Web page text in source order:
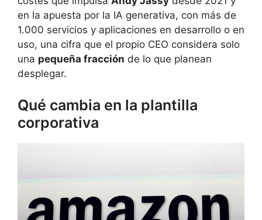
en la apuesta por la IA generativa, con más de
1.000 servicios y aplicaciones en desarrollo o en
uso, una cifra que el propio CEO considera solo
una pequeña fracción de lo que planean
desplegar.
Qué cambia en la plantilla
corporativa